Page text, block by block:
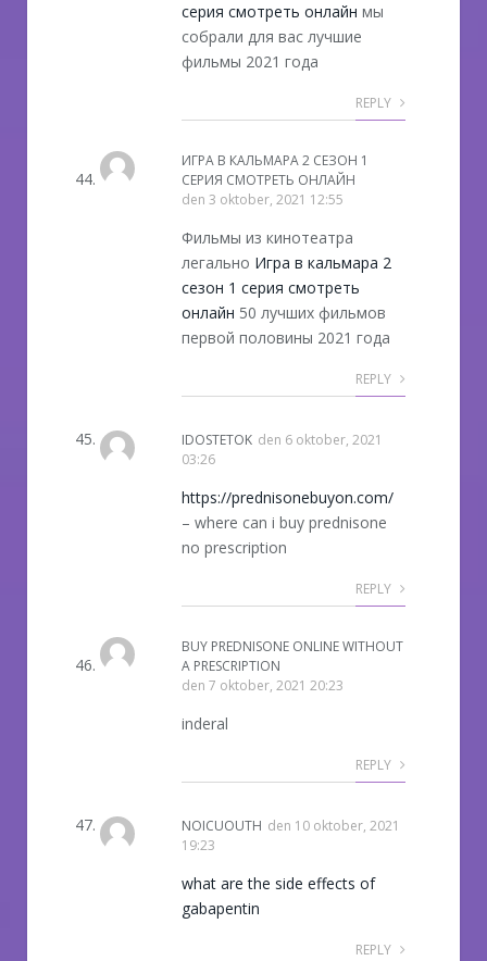
серия смотреть онлайн мы
собрали для вас лучшие
фильмы 2021 года
REPLY
ИГРА В КАЛЬМАРА 2 СЕЗОН 1
СЕРИЯ СМОТРЕТЬ ОНЛАЙН
den 3 oktober, 2021 12:55
Фильмы из кинотеатра
легально Игра в кальмара 2
сезон 1 серия смотреть
онлайн 50 лучших фильмов
первой половины 2021 года
REPLY
IDOSTETOK den 6 oktober, 2021
03:26
https://prednisonebuyon.com/
– where can i buy prednisone
no prescription
REPLY
BUY PREDNISONE ONLINE WITHOUT
A PRESCRIPTION
den 7 oktober, 2021 20:23
inderal
REPLY
NOICUOUTH den 10 oktober, 2021
19:23
what are the side effects of
gabapentin
REPLY